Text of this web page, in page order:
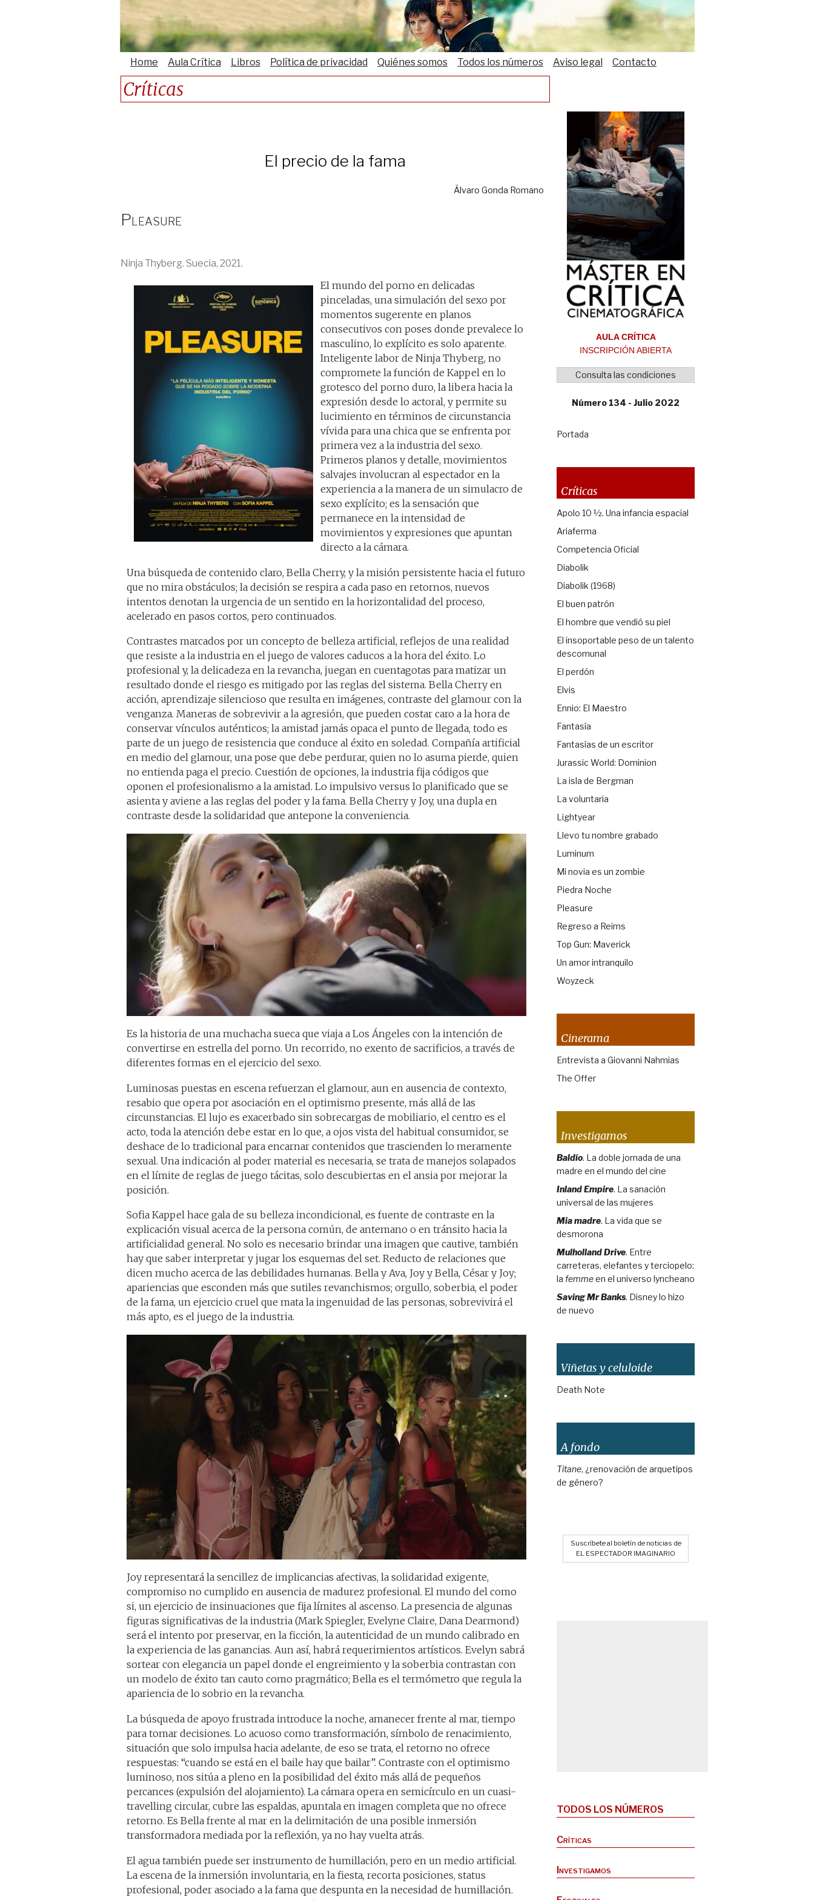
Home Aula Crítica Libros Política de privacidad Quiénes somos Todos los números Aviso legal Contacto
Críticas
El precio de la fama
Álvaro Gonda Romano
Pleasure
Ninja Thyberg. Suecia, 2021.
El mundo del porno en delicadas
pinceladas, una simulación del sexo por
momentos sugerente en planos
consecutivos con poses donde prevalece lo
masculino, lo explícito es solo aparente.
Inteligente labor de Ninja Thyberg, no
compromete la función de Kappel en lo
grotesco del porno duro, la libera hacia la
expresión desde lo actoral, y permite su
lucimiento en términos de circunstancia
vívida para una chica que se enfrenta por
primera vez a la industria del sexo.
Primeros planos y detalle, movimientos
salvajes involucran al espectador en la
experiencia a la manera de un simulacro de
sexo explícito; es la sensación que
permanece en la intensidad de
movimientos y expresiones que apuntan
directo a la cámara.
Una búsqueda de contenido claro, Bella Cherry, y la misión persistente hacia el futuro
que no mira obstáculos; la decisión se respira a cada paso en retornos, nuevos
intentos denotan la urgencia de un sentido en la horizontalidad del proceso,
acelerado en pasos cortos, pero continuados.
Contrastes marcados por un concepto de belleza artificial, reflejos de una realidad
que resiste a la industria en el juego de valores caducos a la hora del éxito. Lo
profesional y, la delicadeza en la revancha, juegan en cuentagotas para matizar un
resultado donde el riesgo es mitigado por las reglas del sistema. Bella Cherry en
acción, aprendizaje silencioso que resulta en imágenes, contraste del glamour con la
venganza. Maneras de sobrevivir a la agresión, que pueden costar caro a la hora de
conservar vínculos auténticos; la amistad jamás opaca el punto de llegada, todo es
parte de un juego de resistencia que conduce al éxito en soledad. Compañía artificial
en medio del glamour, una pose que debe perdurar, quien no lo asuma pierde, quien
no entienda paga el precio. Cuestión de opciones, la industria fija códigos que
oponen el profesionalismo a la amistad. Lo impulsivo versus lo planificado que se
asienta y aviene a las reglas del poder y la fama. Bella Cherry y Joy, una dupla en
contraste desde la solidaridad que antepone la conveniencia.
Es la historia de una muchacha sueca que viaja a Los Ángeles con la intención de
convertirse en estrella del porno. Un recorrido, no exento de sacrificios, a través de
diferentes formas en el ejercicio del sexo.
Luminosas puestas en escena refuerzan el glamour, aun en ausencia de contexto,
resabio que opera por asociación en el optimismo presente, más allá de las
circunstancias. El lujo es exacerbado sin sobrecargas de mobiliario, el centro es el
acto, toda la atención debe estar en lo que, a ojos vista del habitual consumidor, se
deshace de lo tradicional para encarnar contenidos que trascienden lo meramente
sexual. Una indicación al poder material es necesaria, se trata de manejos solapados
en el límite de reglas de juego tácitas, solo descubiertas en el ansia por mejorar la
posición.
Sofia Kappel hace gala de su belleza incondicional, es fuente de contraste en la
explicación visual acerca de la persona común, de antemano o en tránsito hacia la
artificialidad general. No solo es necesario brindar una imagen que cautive, también
hay que saber interpretar y jugar los esquemas del set. Reducto de relaciones que
dicen mucho acerca de las debilidades humanas. Bella y Ava, Joy y Bella, César y Joy;
apariencias que esconden más que sutiles revanchismos; orgullo, soberbia, el poder
de la fama, un ejercicio cruel que mata la ingenuidad de las personas, sobrevivirá el
más apto, es el juego de la industria.
Joy representará la sencillez de implicancias afectivas, la solidaridad exigente,
compromiso no cumplido en ausencia de madurez profesional. El mundo del como
si, un ejercicio de insinuaciones que fija límites al ascenso. La presencia de algunas
figuras significativas de la industria (Mark Spiegler, Evelyne Claire, Dana Dearmond)
será el intento por preservar, en la ficción, la autenticidad de un mundo calibrado en
la experiencia de las ganancias. Aun así, habrá requerimientos artísticos. Evelyn sabrá
sortear con elegancia un papel donde el engreimiento y la soberbia contrastan con
un modelo de éxito tan cauto como pragmático; Bella es el termómetro que regula la
apariencia de lo sobrio en la revancha.
La búsqueda de apoyo frustrada introduce la noche, amanecer frente al mar, tiempo
para tomar decisiones. Lo acuoso como transformación, símbolo de renacimiento,
situación que solo impulsa hacia adelante, de eso se trata, el retorno no ofrece
respuestas: “cuando se está en el baile hay que bailar”. Contraste con el optimismo
luminoso, nos sitúa a pleno en la posibilidad del éxito más allá de pequeños
percances (expulsión del alojamiento). La cámara opera en semicírculo en un cuasi-
travelling circular, cubre las espaldas, apuntala en imagen completa que no ofrece
retorno. Es Bella frente al mar en la delimitación de una posible inmersión
transformadora mediada por la reflexión, ya no hay vuelta atrás.
El agua también puede ser instrumento de humillación, pero en un medio artificial.
La escena de la inmersión involuntaria, en la fiesta, recorta posiciones, status
profesional, poder asociado a la fama que despunta en la necesidad de humillación.
AULA CRÍTICA
INSCRIPCIÓN ABIERTA
Consulta las condiciones
Número 134 - Julio 2022
Portada
Críticas
Apolo 10 ½. Una infancia espacial
Ariaferma
Competencia Oficial
Diabolik
Diabolik (1968)
El buen patrón
El hombre que vendió su piel
El insoportable peso de un talento
descomunal
El perdón
Elvis
Ennio: El Maestro
Fantasía
Fantasías de un escritor
Jurassic World: Dominion
La isla de Bergman
La voluntaria
Lightyear
Llevo tu nombre grabado
Luminum
Mi novia es un zombie
Piedra Noche
Pleasure
Regreso a Reims
Top Gun: Maverick
Un amor intranquilo
Woyzeck
Cinerama
Entrevista a Giovanni Nahmias
The Offer
Investigamos
Baldío. La doble jornada de una
madre en el mundo del cine
Inland Empire. La sanación
universal de las mujeres
Mia madre. La vida que se
desmorona
Mulholland Drive. Entre
carreteras, elefantes y terciopelo:
la femmeen el universo lyncheano
Saving Mr Banks. Disney lo hizo
de nuevo
Viñetas y celuloide
Death Note
A fondo
Titane, ¿renovación de arquetipos
de género?
Suscríbete al boletín de noticias de
EL ESPECTADOR IMAGINARIO
TODOS LOS NÚMEROS
Críticas
Investigamos